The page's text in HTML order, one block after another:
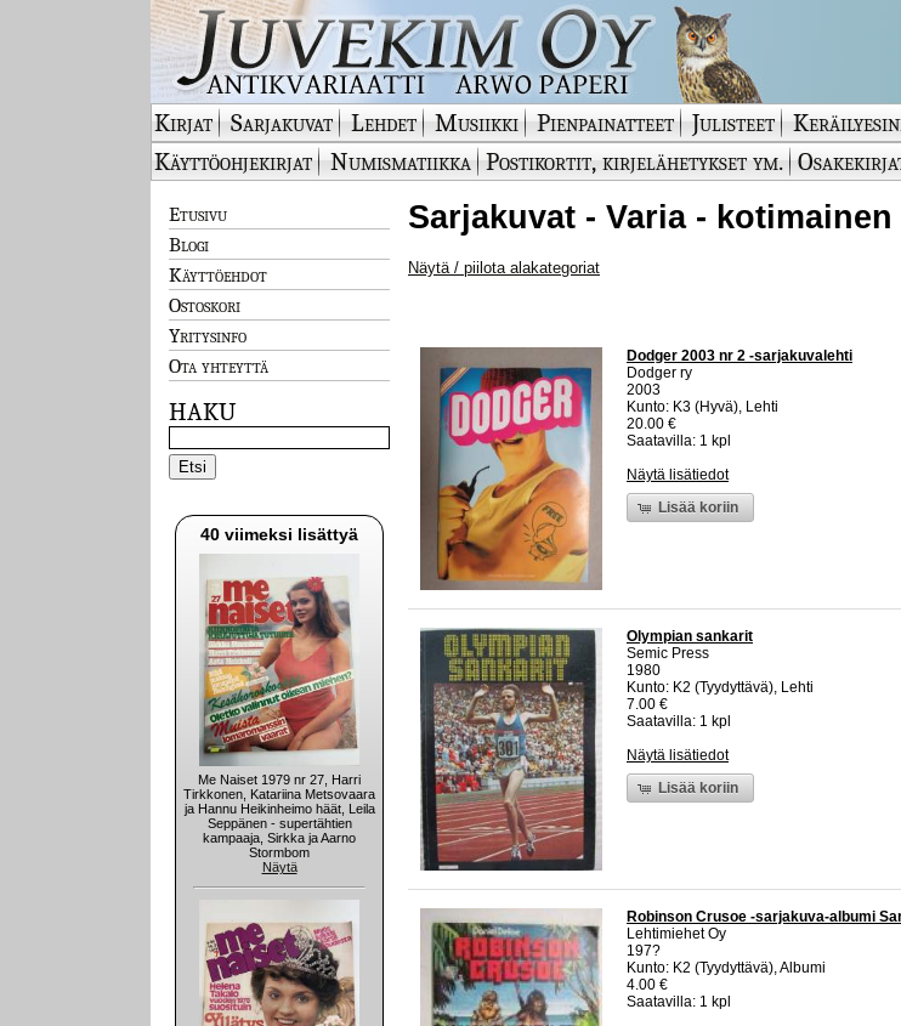
Kirjat Sarjakuvat Lehdet Musiikki Pienpainatteet Julisteet
Käyttöohjekirjat
Numismatiikka Postikortit, kirjelähetykset ym.
Etusivu
Blogi
Käyttöehdot
Ostoskori
Yritysinfo
Ota yhteyttä
HAKU
40 viimeksi lisättyä
Me Naiset 1979 nr 27, Harri
Tirkkonen, Katariina Metsovaara
ja Hannu Heikinheimo häät, Leila
Seppänen - supertähtien
kampaaja, Sirkka ja Aarno
Stormbom
Näytä
Sarjakuvat - Varia -
Näytä / piilota alakategoriat
Dodger 2003 nr 2 -sarjakuvalehti
Dodger ry
2003
Kunto: K3 (Hyvä), Lehti
20.00 €
Saatavilla: 1 kpl
Näytä lisätiedot
Lisää koriin
Olympian sankarit
Semic Press
1980
Kunto: K2 (Tyydyttävä), Lehti
7.00 €
Saatavilla: 1 kpl
Näytä lisätiedot
Lisää koriin
Robinson Crusoe -sarjakuva-albumi
Lehtimiehet Oy
197?
Kunto: K2 (Tyydyttävä), Albumi
4.00 €
Saatavilla: 1 kpl